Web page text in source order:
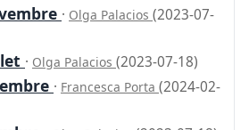
· Olga Palacios (2023-07-
· Olga Palacios (2023-07-18)
· Francesca Porta (2024-02-